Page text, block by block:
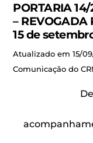
PORTARIA
– REVOGADA
15 de
Atualizado em 15/
Comunicação do